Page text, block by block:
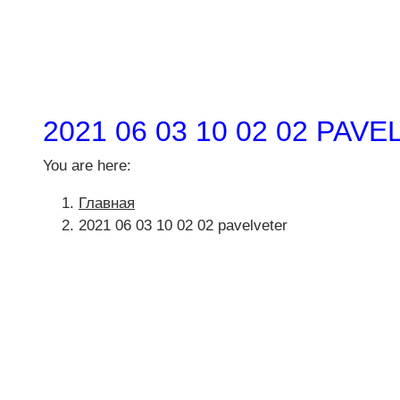
2021 06 03 10 02 02
You are here:
Главная
2021 06 03 10 02 02 pavelveter